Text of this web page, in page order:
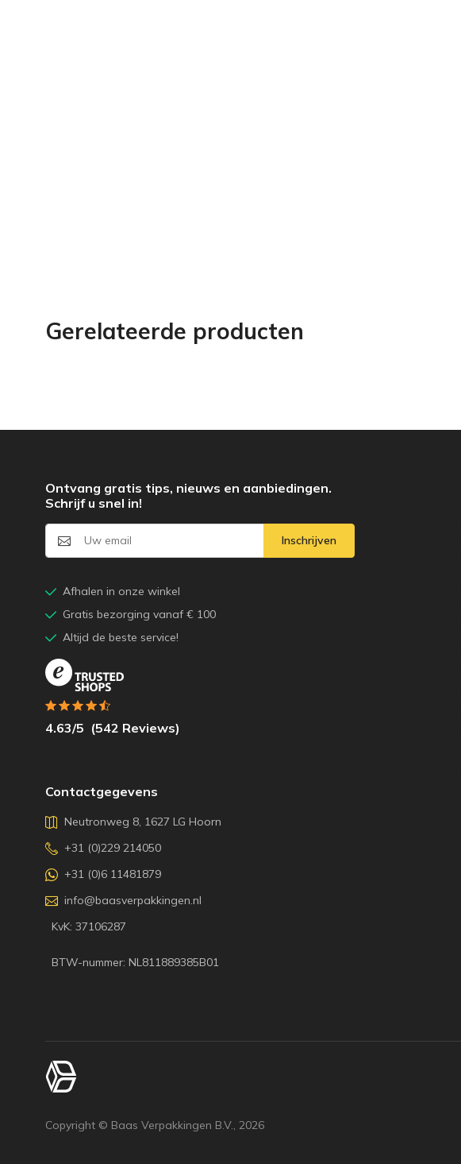
Gerelateerde producten
Contactgegevens
Neutronweg 8, 1627 LG Hoorn
+31 (0)229 214050
+31 (0)6 11481879
info@baasverpakkingen.nl
KvK: 37106287
BTW-nummer: NL811889385B01
Ontvang gratis tips, nieuws en aanbiedingen.
Schrijf u snel in!
Inschrijven
Afhalen in onze winkel
Gratis bezorging vanaf € 100
Altijd de beste service!
4.63/5 (542 Reviews)
Copyright © Baas Verpakkingen B.V., 2026